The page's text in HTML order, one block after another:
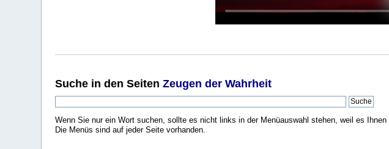
Suche in den SeitenZeugen der Wahrheit
Wenn Sie nur ein Wort suchen, sollte es nicht links in der Menüauswahl stehen, weil es
Die Menüs sind auf jeder Seite vorhanden..